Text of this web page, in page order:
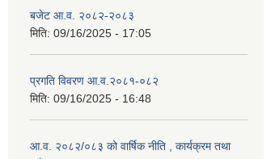
बजेट आ.व. २०८२-२०८३
मिति: 09/16/2025 - 17:05
प्रगति विवरण आ.व.२०८१-०८२
मिति: 09/16/2025 - 16:48
आ.व. २०८२/०८३ को वार्षिक नीति , कार्यक्रम तथा